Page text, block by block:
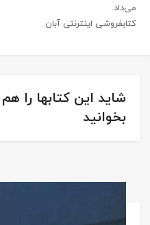
می‌داد.
کتابفروشی اینترنتی آبان
شاید این کتابها را
بخوانید